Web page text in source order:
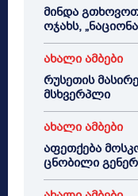
მინდა
ოჯახს,
ახალი ამბები
რუსეთის
მსხვერპლი
ახალი ამბები
აფეთქება
ცნობილი